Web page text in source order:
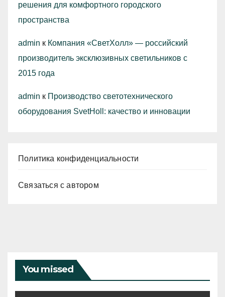
решения для комфортного городского
пространства
admin к Компания «СветХолл» — российский
производитель эксклюзивных светильников с
2015 года
admin к Производство светотехнического
оборудования SvetHoll: качество и инновации
Политика конфиденциальности
Связаться с автором
You missed